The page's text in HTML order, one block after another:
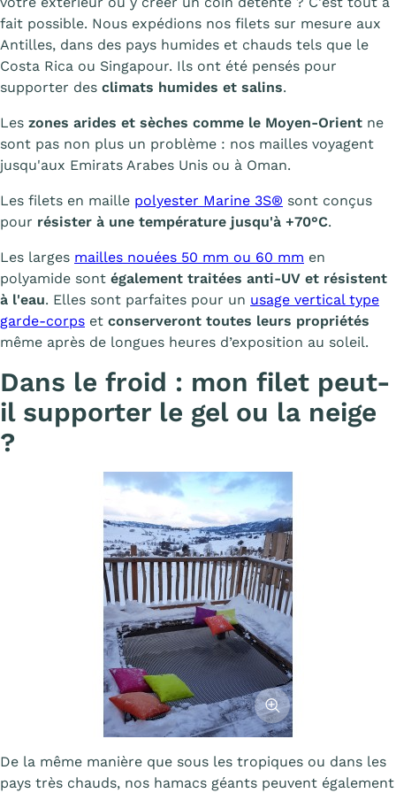
fait possible. Nous expédions nos filets sur mesure aux
Antilles, dans des pays humides et chauds tels que le
Costa Rica ou Singapour. Ils ont été pensés pour
supporter des climats humides et salins.
Les zones arides et sèches comme le Moyen-Orient ne
sont pas non plus un problème : nos mailles voyagent
jusqu'aux Emirats Arabes Unis ou à Oman.
Les filets en maille polyester Marine 3S® sont conçus
pour résister à une température jusqu'à +70°C.
Les larges mailles nouées 50 mm ou 60 mm en
polyamide sont également traitées anti-UV et résistent
à l'eau. Elles sont parfaites pour un usage vertical type
garde-corps et conserveront toutes leurs propriétés
même après de longues heures d’exposition au soleil.
Dans le froid : mon filet peut-
il supporter le gel ou la neige
?
Afficher l'image
De la même manière que sous les tropiques ou dans les
pays très chauds, nos hamacs géants peuvent également